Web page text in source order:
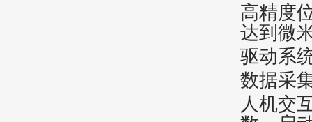
高精度
达到微
驱动系
数据采
人机交